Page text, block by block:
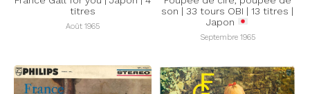
titres
Août 1965
son | 33 tours OBI | 13 titres |
Japon
Septembre 1965